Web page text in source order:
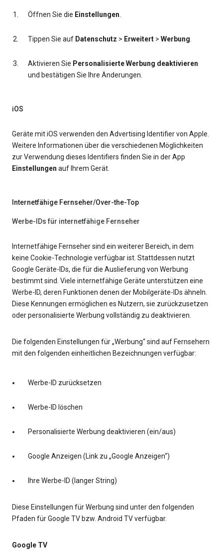
Öffnen Sie die Einstellungen.
Tippen Sie auf Datenschutz > Erweitert > Werbung.
Aktivieren Sie Personalisierte Werbung deaktivieren
und bestätigen Sie Ihre Änderungen.
iOS
Geräte mit iOS verwenden den Advertising Identifier von Apple.
Weitere Informationen über die verschiedenen Möglichkeiten
zur Verwendung dieses Identifiers finden Sie in der App
Einstellungen auf Ihrem Gerät.
Internetfähige Fernseher/Over-the-Top
Werbe-IDs für internetfähige Fernseher
Internetfähige Fernseher sind ein weiterer Bereich, in dem
keine Cookie-Technologie verfügbar ist. Stattdessen nutzt
Google Geräte-IDs, die für die Auslieferung von Werbung
bestimmt sind. Viele internetfähige Geräte unterstützen eine
Werbe-ID, deren Funktionen denen der Mobilgeräte-IDs ähneln.
Diese Kennungen ermöglichen es Nutzern, sie zurückzusetzen
oder personalisierte Werbung vollständig zu deaktivieren.
Die folgenden Einstellungen für „Werbung“ sind auf Fernsehern
mit den folgenden einheitlichen Bezeichnungen verfügbar:
Werbe-ID zurücksetzen
Werbe-ID löschen
Personalisierte Werbung deaktivieren (ein/aus)
Google Anzeigen (Link zu „Google Anzeigen“)
Ihre Werbe-ID (langer String)
Diese Einstellungen für Werbung sind unter den folgenden
Pfaden für Google TV bzw. Android TV verfügbar.
Google TV